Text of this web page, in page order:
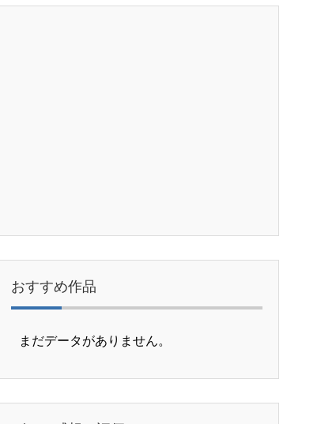
おすすめ作品
まだデータがありません。